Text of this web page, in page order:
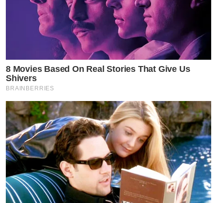
8 Movies Based On Real Stories That Give Us
Shivers
BRAINBERRIES